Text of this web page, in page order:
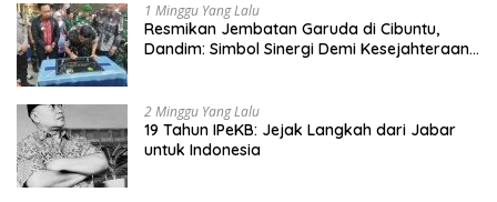
1 Minggu Yang Lalu
Resmikan Jembatan Garuda di Cibuntu,
Dandim: Simbol Sinergi Demi Kesejahteraan
2 Minggu Yang Lalu
19 Tahun IPeKB: Jejak Langkah dari Jabar
untuk Indonesia